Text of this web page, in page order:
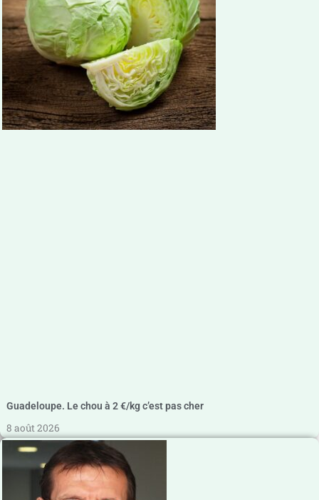
Guadeloupe. Le chou à 2 €/kg c’est pas cher
8 août 2026